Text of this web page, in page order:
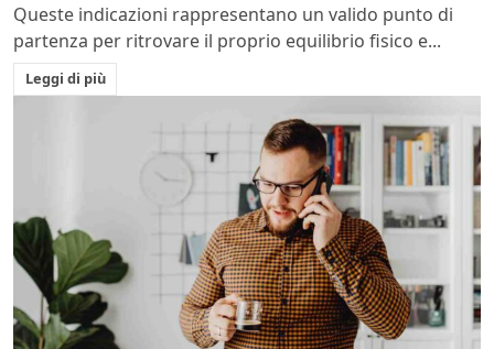
Queste indicazioni rappresentano un valido punto di
partenza per ritrovare il proprio equilibrio fisico e...
Leggi di più